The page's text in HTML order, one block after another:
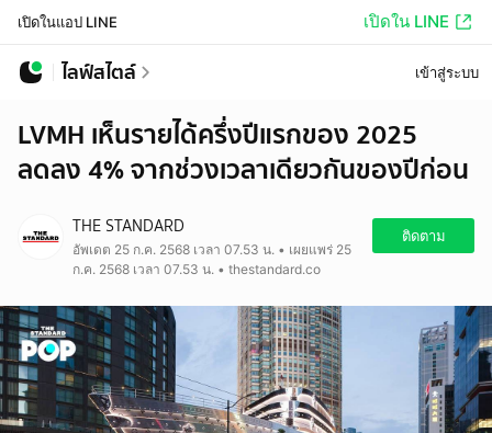
เปิดในแอป LINE เปิดใน LINE
ไลฟ์สไตล์ เข้าสู่ระบบ
LVMH เห็นรายได้ครึ่งปีแรกของ 2025
ลดลง 4% จากช่วงเวลาเดียวกันของปีก่อน
THE STANDARD
อัพเดต 25 ก.ค. 2568 เวลา 07.53 น. • เผยแพร่ 25
ก.ค. 2568 เวลา 07.53 น. • thestandard.co
ติดตาม